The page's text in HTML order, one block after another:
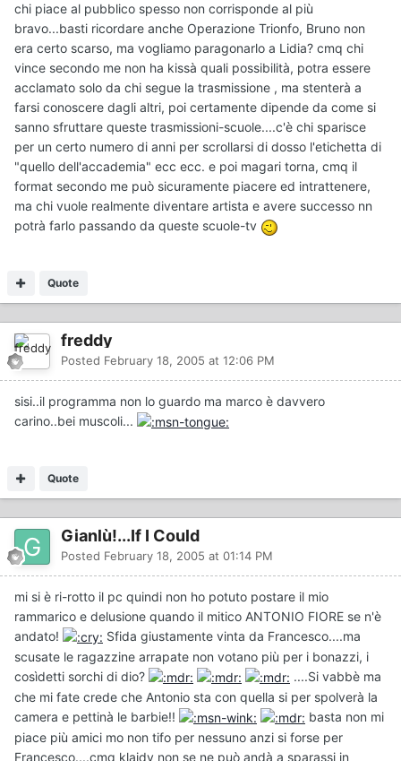
chi piace al pubblico spesso non corrisponde al più
bravo...basti ricordare anche Operazione Trionfo, Bruno non
era certo scarso, ma vogliamo paragonarlo a Lidia? cmq chi
vince secondo me non ha kissà quali possibilità, potra essere
acclamato solo da chi segue la trasmissione , ma stenterà a
farsi conoscere dagli altri, poi certamente dipende da come si
sanno sfruttare queste trasmissioni-scuole....c'è chi sparisce
per un certo numero di anni per scrollarsi di dosso l'etichetta di
"quello dell'accademia" ecc ecc. e poi magari torna, cmq il
format secondo me può sicuramente piacere ed intrattenere,
ma chi vuole realmente diventare artista e avere successo nn
potrà farlo passando da queste scuole-tv
Quote
freddy
Posted February 18, 2005 at 12:06 PM
sisi..il programma non lo guardo ma marco è davvero
carino..bei muscoli...
Quote
Gianlù!...If I Could
Posted February 18, 2005 at 01:14 PM
mi si è ri-rotto il pc quindi non ho potuto postare il mio
rammarico e delusione quando il mitico ANTONIO FIORE se n'è
andato!
Sfida giustamente vinta da Francesco....ma
scusate le ragazzine arrapate non votano più per i bonazzi, i
cosìdetti sorchi di dio?
....Si vabbè ma
che mi fate crede che Antonio sta con quella si per spolverà la
camera e pettinà le barbie!!
basta non mi
piace più amici mo non tifo per nessuno anzi si forse per
Francesco....cmq klaidy non se ne può andà a sparassi in